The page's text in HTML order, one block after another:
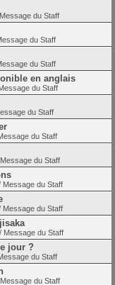
du Staff
du Staff
du Staff
en anglais
du Staff
du Staff
du Staff
du Staff
Message du Staff
Message du Staff
Message du Staff
jour ?
du Staff
du Staff